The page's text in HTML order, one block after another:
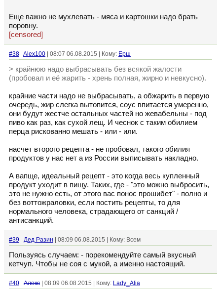
Еще важно не мухлевать - мяса и картошки надо брать
поровну.
[censored]
#38 Alex100 | 08:07 06.08.2015 | Кому: Ерш
> крайнюю надо выбрасывать без всякой жалости
(пробовал и её жарить - хрень полная, жирно и невкусно).
крайние части надо не выбрасывать, а обжарить в первую
очередь, жир слегка вытопится, соус впитается умеренно,
они будут жестче остальных частей но жевабельны - под
пиво как раз, как сухой лещ. И чеснок с таким обилием
перца рискованно мешать - или - или.
насчет второго рецепта - не пробовал, такого обилия
продуктов у нас нет а из России выписывать накладно.
А вапще, идеальный рецепт - это когда весь купленный
продукт уходит в пищу. Таких, где - "это можно выбросить,
это не нужно есть, от этого вас понос прошибет" - полно и
без воттожраловки, если постить рецепты, то для
нормального человека, страдающего от санкций /
антисанкций.
#39 Дед Разин | 08:09 06.08.2015 | Кому: Всем
Пользуясь случаем: - порекомендуйте самый вкусный
кетчуп. Чтобы не соя с мукой, а именно настоящий.
#40 Алекс | 08:09 06.08.2015 | Кому: Lady_Alia